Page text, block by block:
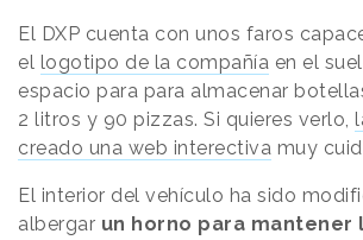
El DXP cuenta con unos faros
el logotipo de la compañía en el
espacio para para almacenar
2 litros y 90 pizzas. Si quieres verlo,
creado una web interectiva muy
El interior del vehículo ha sido
albergar un horno para mantener